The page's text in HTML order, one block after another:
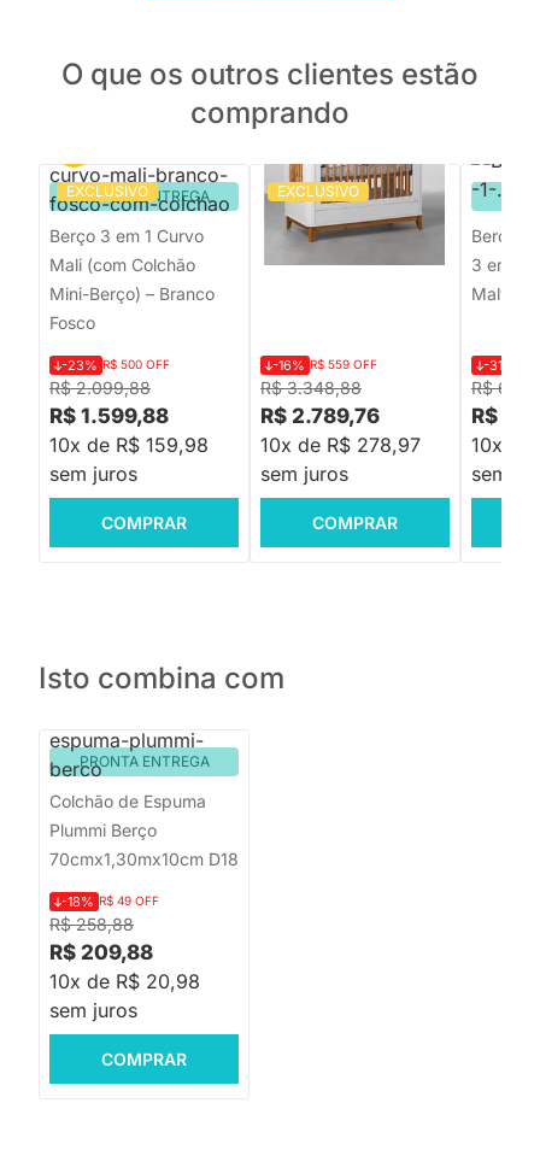
O que os outros clientes estão
comprando
EXCLUSIVO
PRONTA ENTREGA
Berço 3 em 1 Curvo
Mali (com Colchão
Mini-Berço) – Branco
Fosco
R$ 2.099,88
-23% R$ 500 OFF
R$ 1.599,88
10x de R$ 159,98
sem juros
COMPRAR
EXCLUSIVO
Berço Evolutivo Boom
Slim 3 em 1 Square -
R$ 3.348,88
-16% R$ 559 OFF
R$ 2.789,76
10x de R$ 278,97
sem juros
COMPRAR
Berço
3 em 1
Malva
R$
-31%
R$
10x de
sem
Isto combina com
PRONTA ENTREGA
Colchão de Espuma
Plummi Berço
70cmx1,30mx10cm D18
R$ 258,88
-18% R$ 49 OFF
R$ 209,88
10x de R$ 20,98
sem juros
COMPRAR